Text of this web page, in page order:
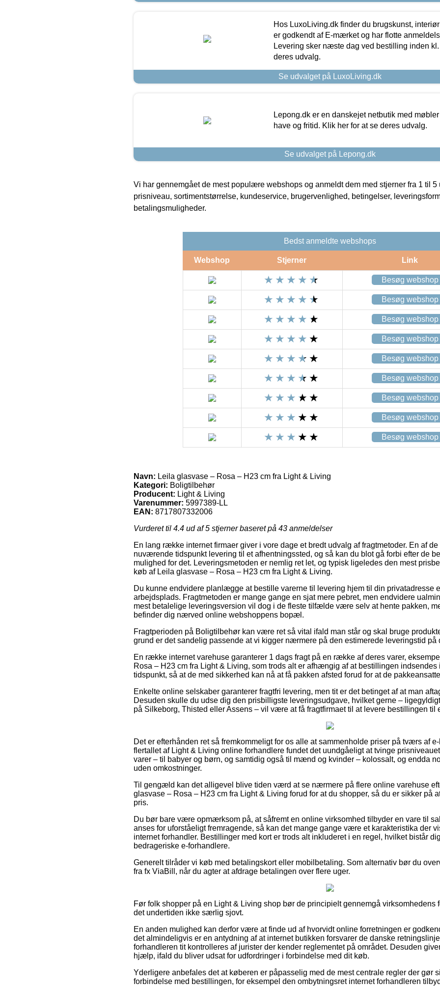
Hos LuxoLiving.dk finder du brugskunst,
er godkendt af E-mærket og har flotte
Levering sker næste dag ved bestilling inden
deres udvalg.
Se udvalget på LuxoLiving.dk
Lepong.dk er en danskejet netbutik med
have og fritid. Klik her for at se deres udvalg.
Se udvalget på Lepong.dk
Vi har gennemgået de mest populære webshops og anmeldt dem med stjerner fra 1 til 5
prisniveau, sortimentstørrelse, kundeservice, brugervenlighed, betingelser,
betalingsmuligheder.
Bedst anmeldte webshops
Webshop Stjerner Link
Besøg webshop
Besøg webshop
Besøg webshop
Besøg webshop
Besøg webshop
Besøg webshop
Besøg webshop
Besøg webshop
Besøg webshop
Navn: Leila glasvase – Rosa – H23 cm fra Light & Living
Kategori: Boligtilbehør
Producent: Light & Living
Varenummer: 5997389-LL
EAN: 8717807332006
Vurderet til 4.4 ud af 5 stjerner baseret på 43 anmeldelser
En lang række internet firmaer giver i vore dage et bredt udvalg af fragtmetoder. En af
nuværende tidspunkt levering til et afhentningssted, og så kan du blot gå forbi efter de
mulighed for det. Leveringsmetoden er nemlig ret let, og typisk ligeledes den mest
køb af Leila glasvase – Rosa – H23 cm fra Light & Living.
Du kunne endvidere planlægge at bestille varerne til levering hjem til din privatadresse
arbejdsplads. Fragtmetoden er mange gange en sjat mere pebret, men endvidere
mest betalelige leveringsversion vil dog i de fleste tilfælde være selv at hente pakken,
befinder dig nærved online webshoppens bopæl.
Fragtperioden på Boligtilbehør kan være ret så vital ifald man står og skal bruge
grund er det sandelig passende at vi kigger nærmere på den estimerede leveringstid på
En række internet varehuse garanterer 1 dags fragt på en række af deres varer,
Rosa – H23 cm fra Light & Living, som trods alt er afhængig af at bestillingen indsendes
tidspunkt, så at de med sikkerhed kan nå at få pakken afsted forud for at de
Enkelte online selskaber garanterer fragtfri levering, men tit er det betinget af at man
Desuden skulle du udse dig den prisbilligste leveringsudgave, hvilket gerne –
på Silkeborg, Thisted eller Assens – vil være at få fragtfirmaet til at levere bestillingen til
Det er efterhånden ret så fremkommeligt for os alle at sammenholde priser på tværs af
flertallet af Light & Living online forhandlere fundet det uundgåeligt at tvinge
varer – til babyer og børn, og samtidig også til mænd og kvinder – kolossalt, og endda
uden omkostninger.
Til gengæld kan det alligevel blive tiden værd at se nærmere på flere online varehuse
glasvase – Rosa – H23 cm fra Light & Living forud for at du shopper, så du er sikker på
pris.
Du bør bare være opmærksom på, at såfremt en online virksomhed tilbyder en vare til
anses for uforståeligt fremragende, så kan det mange gange være et karakteristika der
internet forhandler. Bestillinger med kort er trods alt inkluderet i en regel, hvilket bistår
bedrageriske e-forhandlere.
Generelt tilråder vi køb med betalingskort eller mobilbetaling. Som alternativ bør du
fra fx ViaBill, når du agter at afdrage betalingen over flere uger.
Før folk shopper på en Light & Living shop bør de principielt gennemgå virksomhedens
det undertiden ikke særlig sjovt.
En anden mulighed kan derfor være at finde ud af hvorvidt online forretningen er
det almindeligvis er en antydning af at internet butikken forsvarer de danske
forhandleren tit kontrolleres af jurister der kender reglementet på området. Desuden
hjælp, ifald du bliver udsat for udfordringer i forbindelse med dit køb.
Yderligere anbefales det at køberen er påpasselig med de mest centrale regler der gør
forbindelse med bestillingen, for eksempel den ombytningsret internet forhandleren